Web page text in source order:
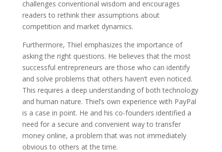
challenges conventional wisdom and encourages
readers to rethink their assumptions about
competition and market dynamics.
Furthermore, Thiel emphasizes the importance of
asking the right questions. He believes that the most
successful entrepreneurs are those who can identify
and solve problems that others haven’t even noticed.
This requires a deep understanding of both technology
and human nature. Thiel’s own experience with PayPal
is a case in point. He and his co-founders identified a
need for a secure and convenient way to transfer
money online, a problem that was not immediately
obvious to others at the time.